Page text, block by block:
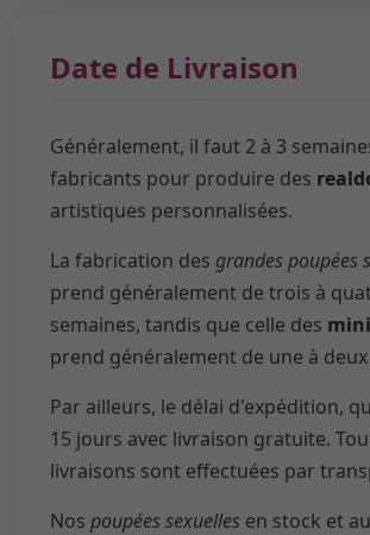
Date de Livraison
Généralement, il faut 2 à 3
fabricants pour produire des
artistiques personnalisées.
La fabrication des grandes poupées
prend généralement de trois à
semaines, tandis que celle des
prend généralement de une à
Par ailleurs, le délai d'expédition,
15 jours avec livraison gratuite.
livraisons sont effectuées par
Nos poupées sexuelles en stock et